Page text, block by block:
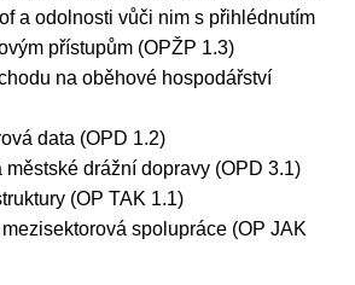
a odolnosti vůči nim s přihlédnutím
přístupům (OPŽP 1.3)
na oběhové hospodářství
data (OPD 1.2)
městské drážní dopravy (OPD 3.1)
(OP TAK 1.1)
spolupráce (OP JAK